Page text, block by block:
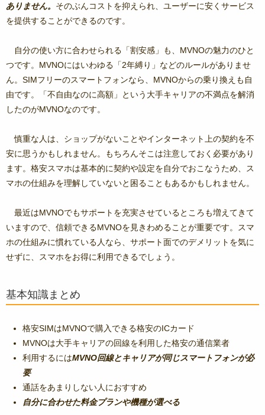
ありません。 そのぶんコストを抑えられ、ユーザーに安くサービス
を提供することができるのです。
自分の使い方に合わせられる「割安感」も、MVNOの魅力のひと
つです。MVNOにはいわゆる「2年縛り」などのルールがありませ
ん。SIMフリーのスマートフォンなら、MVNOからの乗り換えも自
由です。「不自由なのに高額」という大手キャリアの不満点を解消
したのがMVNOなのです。
慎重な人は、ショップがないことやインターネット上の契約を不
安に思うかもしれません。もちろんそこは注意しておく必要があり
ます。格安スマホは基本的に契約や設定を自分でおこなうため、ス
マホの仕組みを理解していないと困ることもあるかもしれません。
最近はMVNOでもサポートを充実させているところも増えてきて
いますので、信頼できるMVNOを見きわめることが重要です。スマ
ホの仕組みに慣れている人なら、サポート面でのデメリットを気に
せずに、スマホをお得に利用できるでしょう。
基本知識まとめ
格安SIMはMVNOで購入できる格安のICカード
MVNOは大手キャリアの回線を利用した格安の通信業者
利用するにはMVNO回線とキャリアが同じスマートフォンが必
要
通話をあまりしない人におすすめ
自分に合わせた料金プランや機種が選べる